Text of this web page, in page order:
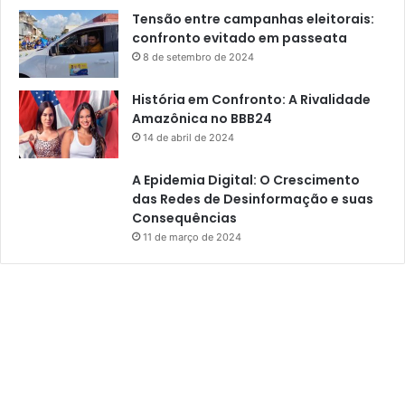
Tensão entre campanhas eleitorais:
confronto evitado em passeata
8 de setembro de 2024
História em Confronto: A Rivalidade
Amazônica no BBB24
14 de abril de 2024
A Epidemia Digital: O Crescimento
das Redes de Desinformação e suas
Consequências
11 de março de 2024